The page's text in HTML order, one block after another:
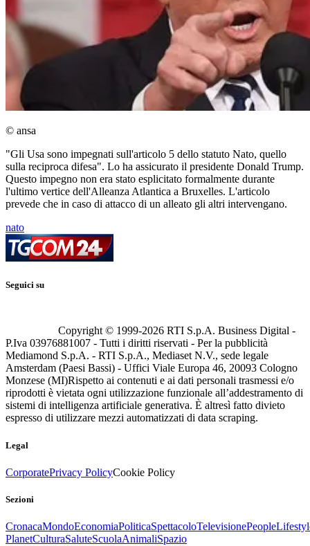
© ansa
"Gli Usa sono impegnati sull'articolo 5 dello statuto Nato, quello
sulla reciproca difesa". Lo ha assicurato il presidente Donald Trump.
Questo impegno non era stato esplicitato formalmente durante
l'ultimo vertice dell'Alleanza Atlantica a Bruxelles. L'articolo
prevede che in caso di attacco di un alleato gli altri intervengano.
nato
Seguici su
Copyright © 1999-2026 RTI S.p.A. Business Digital -
P.Iva 03976881007 - Tutti i diritti riservati - Per la pubblicità
Mediamond S.p.A. - RTI S.p.A., Mediaset N.V., sede legale
Amsterdam (Paesi Bassi) - Uffici Viale Europa 46, 20093 Cologno
Monzese (MI)Rispetto ai contenuti e ai dati personali trasmessi e/o
riprodotti è vietata ogni utilizzazione funzionale all’addestramento di
sistemi di intelligenza artificiale generativa. È altresì fatto divieto
espresso di utilizzare mezzi automatizzati di data scraping.
Legal
CorporatePrivacy PolicyCookie Policy
Sezioni
CronacaMondoEconomiaPoliticaSpettacoloTelevisionePeople
PlanetCulturaSaluteScuolaAnimaliSpazio